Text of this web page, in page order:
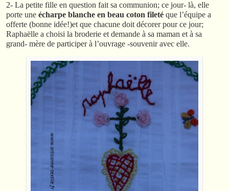
2- La petite fille en question fait sa communion; ce jour- là, elle
porte une écharpe blanche en beau coton fileté que l’équipe a
offerte (bonne idée!)et que chacune doit décorer pour ce jour;
Raphaëlle a choisi la broderie et demande à sa maman et à sa
grand- mère de participer à l’ouvrage -souvenir avec elle.